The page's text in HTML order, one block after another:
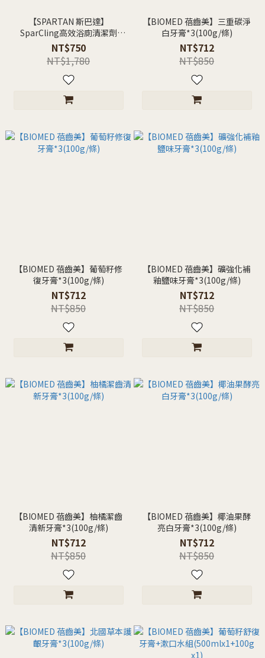
【SPARTAN 斯巴達】
SparCling高效浴廁清潔劑
(946ml)
NT$750
NT$1,780
【BIOMED 蓓齒美】三重碳淨
白牙膏*3(100g/條)
NT$712
NT$850
【BIOMED 蓓齒美】葡萄籽修
復牙膏*3(100g/條)
NT$712
NT$850
【BIOMED 蓓齒美】礦強化補
釉鹽味牙膏*3(100g/條)
NT$712
NT$850
【BIOMED 蓓齒美】柚橘潔齒
清新牙膏*3(100g/條)
NT$712
NT$850
【BIOMED 蓓齒美】椰油果酵
亮白牙膏*3(100g/條)
NT$712
NT$850